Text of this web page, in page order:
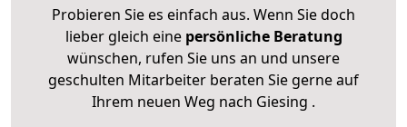
Probieren Sie es einfach aus. Wenn Sie doch
lieber gleich eine persönliche Beratung
wünschen, rufen Sie uns an und unsere
geschulten Mitarbeiter beraten Sie gerne auf
Ihrem neuen Weg nach Giesing .